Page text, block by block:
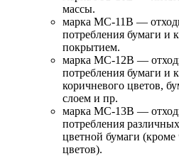
массы.
марка МС-11В —
потребления бумаги и
покрытием.
марка МС-12В —
потребления бумаги и
коричневого цветов,
слоем и пр.
марка МС-13В —
потребления
цветной бумаги (кроме
цветов).